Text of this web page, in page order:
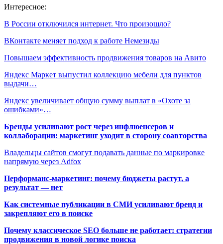
Интересное:
В России отключился интернет. Что произошло?
ВКонтакте меняет подход к работе Немезиды
Повышаем эффективность продвижения товаров на Авито
Яндекс Маркет выпустил коллекцию мебели для пунктов
выдачи…
Яндекс увеличивает общую сумму выплат в «Охоте за
ошибками»…
Бренды усиливают рост через инфлюенсеров и
коллаборации: маркетинг уходит в сторону соавторства
Владельцы сайтов смогут подавать данные по маркировке
напрямую через Adfox
Перформанс-маркетинг: почему бюджеты растут, а
результат — нет
Как системные публикации в СМИ усиливают бренд и
закрепляют его в поиске
Почему классическое SEO больше не работает: стратегии
продвижения в новой логике поиска